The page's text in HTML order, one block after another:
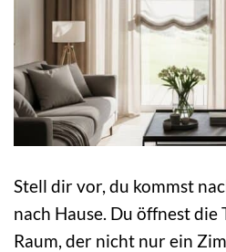
Stell dir vor, du kommst
nach Hause. Du öffnest
Raum, der nicht nur ein